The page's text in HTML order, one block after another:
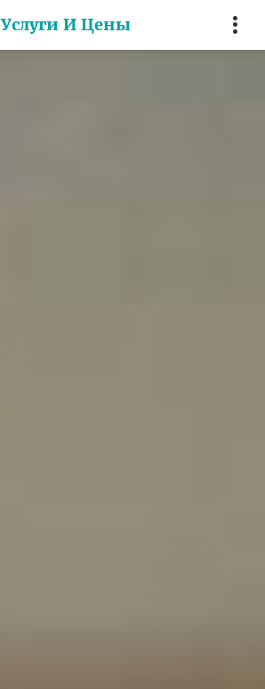
Услуги И Цены